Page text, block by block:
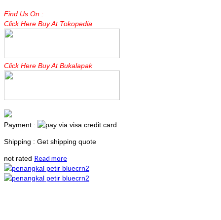
Find Us On :
Click Here Buy At Tokopedia
Click Here Buy At Bukalapak
Payment :
Shipping : Get shipping quote
not rated Read more